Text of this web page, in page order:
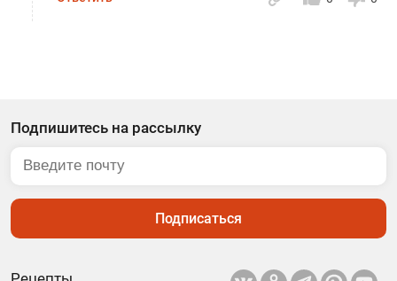
Подпишитесь на рассылку
Подписаться